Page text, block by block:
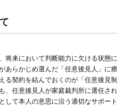
将来において判断能力に欠ける状態
あらかじめ選んだ「任意後見人」に
る契約を結んでおくのが「任意後見
、任意後見人が家庭裁判所に選任さ
して本人の意思に沿う適切なサポー